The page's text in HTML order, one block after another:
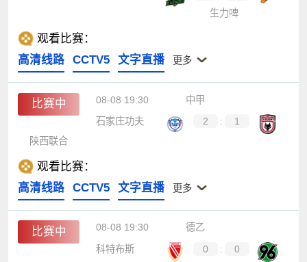
生力啤
观看比赛：
高清线路
CCTV5 文字直播 更多
比赛中 08-08 19:30
中甲
石家庄功夫
2 :
1
陕西联合
观看比赛：
高清线路
CCTV5 文字直播 更多
比赛中 08-08 19:30
德乙
科特布斯
0 :
0